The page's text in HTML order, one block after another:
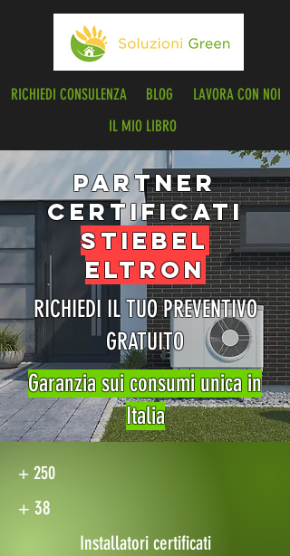
RICHIEDI CONSULENZA BLOG
LAVORA CON NOI
IL MIO LIBRO
PARTNER
CERTIFICATI
STIEBEL
ELTRON
RICHIEDI IL TUO PREVENTIVO
GRATUITO
Garanzia sui consumi unica in
Italia
+ 250
+ 38
Installatori certificati